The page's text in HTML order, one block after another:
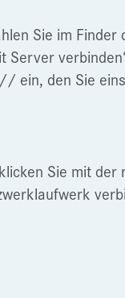
Sie im Finder
Server
ein, den Sie
Sie mit